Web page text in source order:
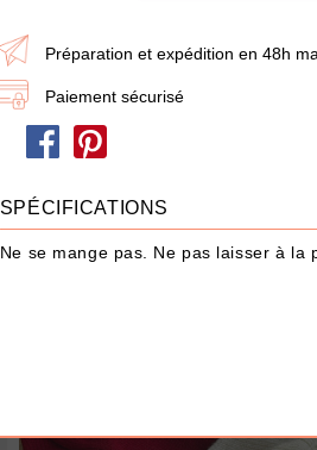
Préparation et expédition en 48h
Paiement sécurisé
SPÉCIFICATIONS
Ne se mange pas. Ne pas laisser à la
AJOUTER À MA BOX
Mon kit Secret Santa : le bonne et
100 jeux pour un Noël surprise
décoiffe !